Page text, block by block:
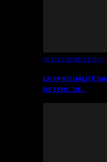
TEXTES DE RÉFLEXION
LA SPIRITUALITÉ
DE SENS, DE…